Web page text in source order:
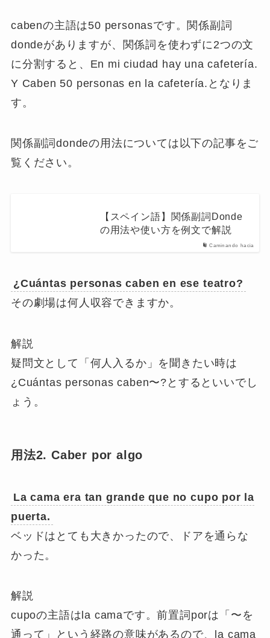
cabenの主語は50 personasです。関係副詞
dondeがありますが、関係詞を使わずに2つの文
に分割すると、En mi ciudad hay una cafetería.
Y Caben 50 personas en la cafetería.となりま
す。
関係副詞dondeの用法については以下の記事をご
覧ください。
Caminando hacia
【スペイン語】関係副詞Donde
の用法や使い方を例文で解説
¿Cuántas personas caben en ese teatro?
その劇場は何人収容できますか。
解説
疑問文として「何人入るか」を聞きたい時は
¿Cuántas personas caben〜?とするといいでし
ょう。
用法2. Caber por algo
La cama era tan grande que no cupo por la
puerta.
ベッドはとても大きかったので、ドアを通らな
かった。
解説
cupoの主語はla camaです。前置詞porは「〜を
通って」という経路の意味があるので、la cama